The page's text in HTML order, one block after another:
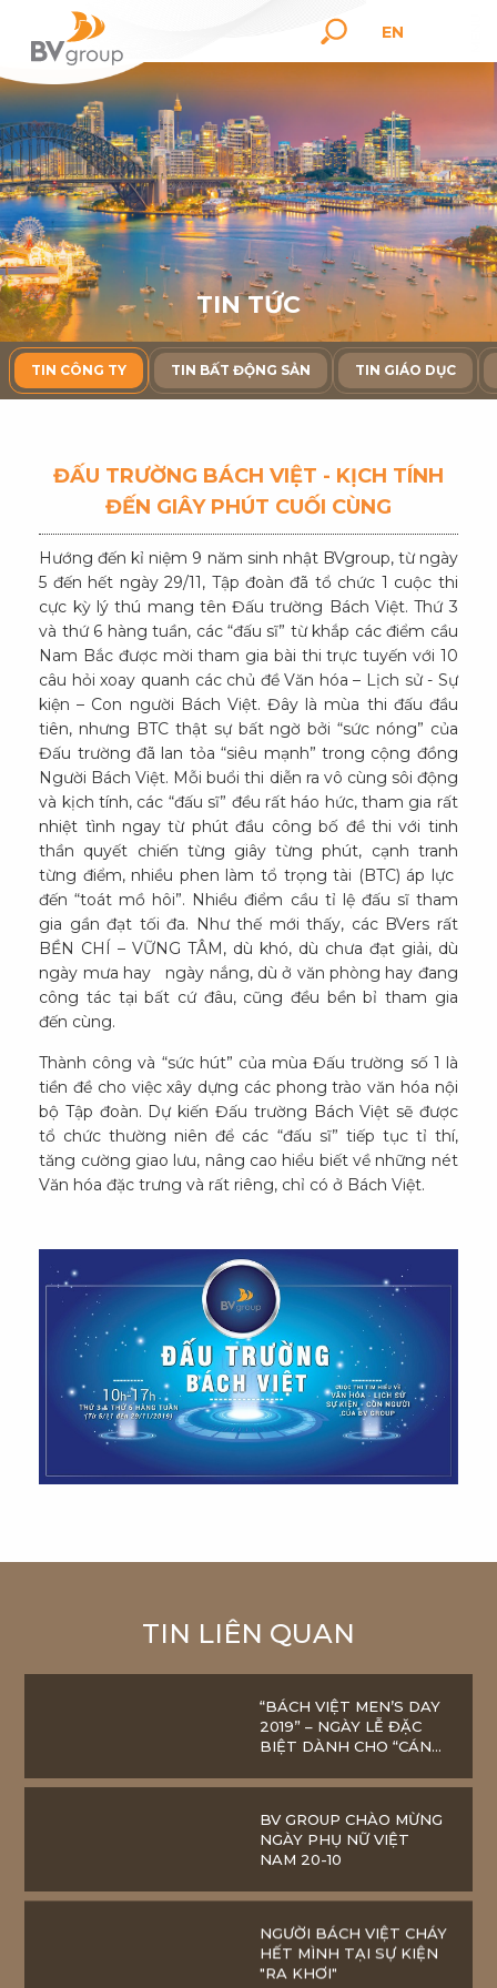
EN
TIN TỨC
TIN CÔNG TY TIN BẤT ĐỘNG SẢN TIN GIÁO DỤC
ĐẤU TRƯỜNG BÁCH VIỆT - KỊCH TÍNH
ĐẾN GIÂY PHÚT CUỐI CÙNG
Hướng đến kỉ niệm 9 năm sinh nhật BVgroup, từ ngày
5 đến hết ngày 29/11, Tập đoàn đã tổ chức 1 cuộc thi
cực kỳ lý thú mang tên Đấu trường Bách Việt. Thứ 3
và thứ 6 hàng tuần, các “đấu sĩ” từ khắp các điểm cầu
Nam Bắc được mời tham gia bài thi trực tuyến với 10
câu hỏi xoay quanh các chủ đề Văn hóa – Lịch sử - Sự
kiện – Con người Bách Việt. Đây là mùa thi đấu đầu
tiên, nhưng BTC thật sự bất ngờ bởi “sức nóng” của
Đấu trường đã lan tỏa “siêu mạnh” trong cộng đồng
Người Bách Việt. Mỗi buổi thi diễn ra vô cùng sôi động
và kịch tính, các “đấu sĩ” đều rất háo hức, tham gia rất
nhiệt tình ngay từ phút đầu công bố đề thi với tinh
thần quyết chiến từng giây từng phút, cạnh tranh
từng điểm, nhiều phen làm tổ trọng tài (BTC) áp lực
đến “toát mồ hôi”. Nhiều điểm cầu tỉ lệ đấu sĩ tham
gia gần đạt tối đa. Như thế mới thấy, các BVers rất
BỀN CHÍ – VỮNG TÂM, dù khó, dù chưa đạt giải, dù
ngày mưa hay ngày nắng, dù ở văn phòng hay đang
công tác tại bất cứ đâu, cũng đều bền bỉ tham gia
đến cùng.
Thành công và “sức hút” của mùa Đấu trường số 1 là
tiền đề cho việc xây dựng các phong trào văn hóa nội
bộ Tập đoàn. Dự kiến Đấu trường Bách Việt sẽ được
tổ chức thường niên để các “đấu sĩ” tiếp tục tỉ thí,
tăng cường giao lưu, nâng cao hiểu biết về những nét
Văn hóa đặc trưng và rất riêng, chỉ có ở Bách Việt.
TIN LIÊN QUAN
“BÁCH VIỆT MEN’S DAY
2019” – NGÀY LỄ ĐẶC
BIỆT DÀNH CHO “CÁNH
BV GROUP CHÀO MỪNG
NGÀY PHỤ NỮ VIỆT
NAM 20-10
NGƯỜI BÁCH VIỆT CHÁY
HẾT MÌNH TẠI SỰ KIỆN
"RA KHƠI"